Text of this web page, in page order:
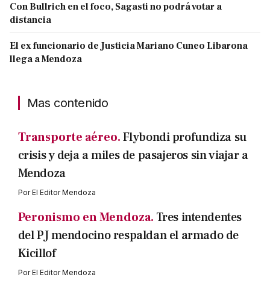
Con Bullrich en el foco, Sagasti no podrá votar a
distancia
El ex funcionario de Justicia Mariano Cuneo Libarona
llega a Mendoza
Mas contenido
Transporte aéreo.Flybondi profundiza su
crisis y deja a miles de pasajeros sin viajar a
Mendoza
PorEl Editor Mendoza
Peronismo en Mendoza. Tres intendentes
del PJ mendocino respaldan el armado de
Kicillof
PorEl Editor Mendoza